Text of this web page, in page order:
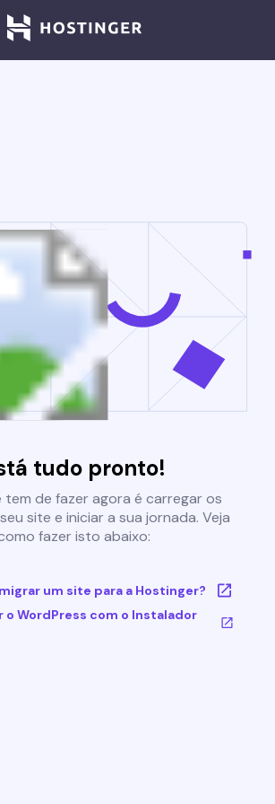
tudo pronto!
tem de fazer agora é carregar os
site e iniciar a sua jornada. Veja
fazer isto abaixo:
um site para a Hostinger?
o WordPress com o Instalador